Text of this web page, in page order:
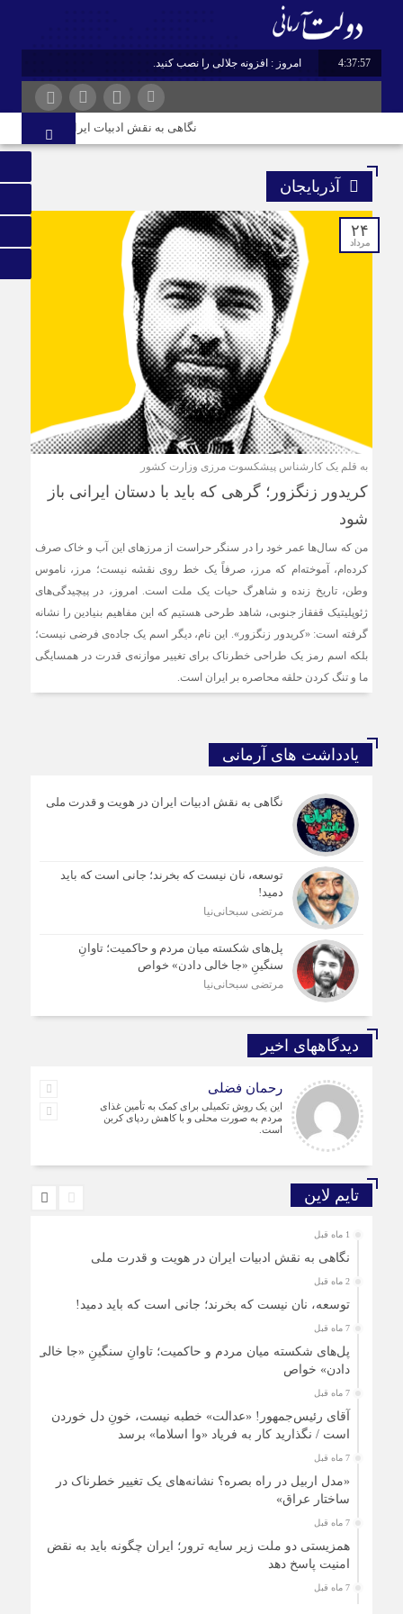
4:37:57 امروز : افزونه جلالی را نصب کنید.
نگاهی به نقش ادبیات ایران در هویت و
آذربایجان
۲۴
مرداد
به قلم یک کارشناس پیشکسوت مرزی وزارت کشور
کریدور زنگزور؛ گرهی که باید با دستان ایرانی باز
شود
من که سال‌ها عمر خود را در سنگر حراست از مرزهای این آب و خاک صرف
کرده‌ام، آموخته‌ام که مرز، صرفاً یک خط روی نقشه نیست؛ مرز، ناموس
وطن، تاریخ زنده و شاهرگ حیات یک ملت است. امروز، در پیچیدگی‌های
ژئوپلیتیک قفقاز جنوبی، شاهد طرحی هستیم که این مفاهیم بنیادین را نشانه
گرفته است: «کریدور زنگزور». این نام، دیگر اسم یک جاده‌ی فرضی نیست؛
بلکه اسم رمز یک طراحی خطرناک برای تغییر موازنه‌ی قدرت در همسایگی
ما و تنگ کردن حلقه محاصره بر ایران است.
یادداشت های آرمانی
نگاهی به نقش ادبیات ایران در هویت و قدرت ملی
توسعه، نان نیست که بخرند؛ جانی است که باید
دمید!
مرتضی سبحانی‌نیا
پل‌های شکسته میان مردم و حاکمیت؛ تاوانِ
سنگینِ «جا خالی دادن» خواص
مرتضی سبحانی‌نیا
دیدگاههای اخیر
رحمان فضلی
این یک روش تکمیلی برای کمک به تأمین غذای
مردم به صورت محلی و با کاهش ردپای کربن
است.
تایم لاین
1 ماه قبل
نگاهی به نقش ادبیات ایران در هویت و قدرت ملی
2 ماه قبل
توسعه، نان نیست که بخرند؛ جانی است که باید دمید!
7 ماه قبل
پل‌های شکسته میان مردم و حاکمیت؛ تاوانِ سنگینِ «جا خالی
دادن» خواص
7 ماه قبل
آقای رئیس‌جمهور! «عدالت» خطبه نیست، خونِ دل خوردن
است / نگذارید کار به فریاد «وا اسلاما» برسد
7 ماه قبل
«مدل اربیل در راه بصره؟ نشانه‌های یک تغییر خطرناک در
ساختار عراق»
7 ماه قبل
همزیستی دو ملت زیر سایه ترور؛ ایران چگونه باید به نقض
امنیت پاسخ دهد
7 ماه قبل